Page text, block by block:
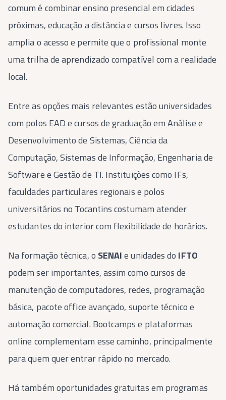
comum é combinar ensino presencial em cidades
próximas, educação a distância e cursos livres. Isso
amplia o acesso e permite que o profissional monte
uma trilha de aprendizado compatível com a realidade
local.
Entre as opções mais relevantes estão universidades
com polos EAD e cursos de graduação em Análise e
Desenvolvimento de Sistemas, Ciência da
Computação, Sistemas de Informação, Engenharia de
Software e Gestão de TI. Instituições como IFs,
faculdades particulares regionais e polos
universitários no Tocantins costumam atender
estudantes do interior com flexibilidade de horários.
Na formação técnica, o SENAIe unidades do IFTO
podem ser importantes, assim como cursos de
manutenção de computadores, redes, programação
básica, pacote office avançado, suporte técnico e
automação comercial. Bootcamps e plataformas
online complementam esse caminho, principalmente
para quem quer entrar rápido no mercado.
Há também oportunidades gratuitas em programas